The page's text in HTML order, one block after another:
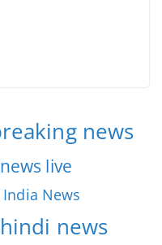
news
live
India News
news